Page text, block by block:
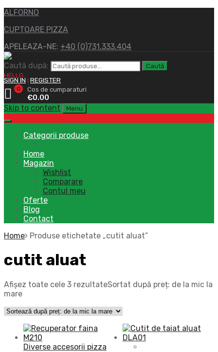
ALFORNO
CUPTOARE PIZZA
APELEAZA-NE: +40 (0)731.333.404
Caută după: Caută
HELLO.
SIGN IN REGISTER
Cos de cumparaturi
€0.00
0
Skip to content Menu
Categorii produse
Home
Magazin
Wishlist
Comparare
Contul meu
Oferte
Blog
Contact
Home Produse etichetate „cutit aluat”
cutit aluat
Afișez toate cele 3 rezultateSortat după preț: de la mic la
mare
Diverse accesorii pizza